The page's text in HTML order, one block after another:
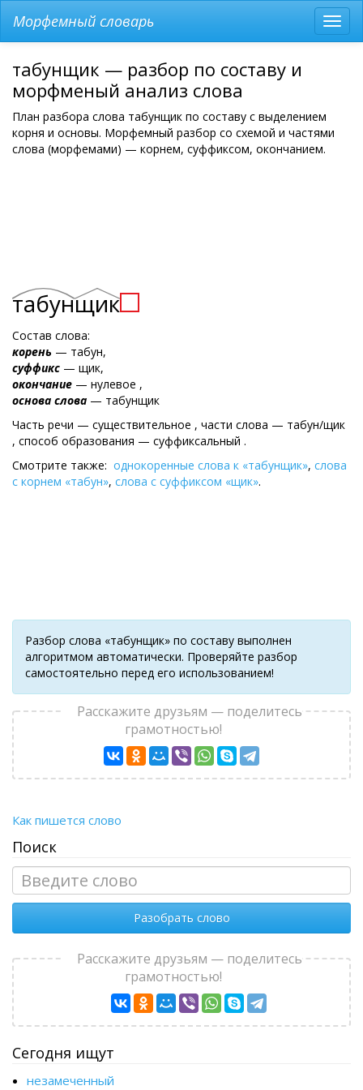
меню
Морфемный словарь
табунщик — разбор по составу и
морфменый анализ слова
План разбора слова табунщик по составу с выделением
корня и основы. Морфемный разбор со схемой и частями
слова (морфемами) — корнем, суффиксом, окончанием.
табунщик
Состав слова:
корень — табун,
суффикс — щик,
окончание — нулевое ,
основа слова — табунщик
Часть речи — существительное , части слова — табун/щик
, cпособ образования — суффиксальный .
Смотрите также: однокоренные слова к «табунщик», слова
с корнем «табун», слова с суффиксом «щик».
Разбор слова «табунщик» по составу выполнен
алгоритмом автоматически. Проверяйте разбор
самостоятельно перед его использованием!
Расскажите друзьям — поделитесь
грамотностью!
Как пишется слово
Поиск
Разобрать слово
Расскажите друзьям — поделитесь
грамотностью!
Сегодня ищут
незамеченный